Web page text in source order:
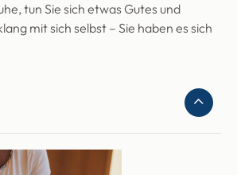
tun Sie sich etwas Gutes und
mit sich selbst – Sie haben es sich